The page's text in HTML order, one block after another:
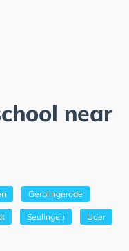
near
Gerblingerode
Seulingen Uder